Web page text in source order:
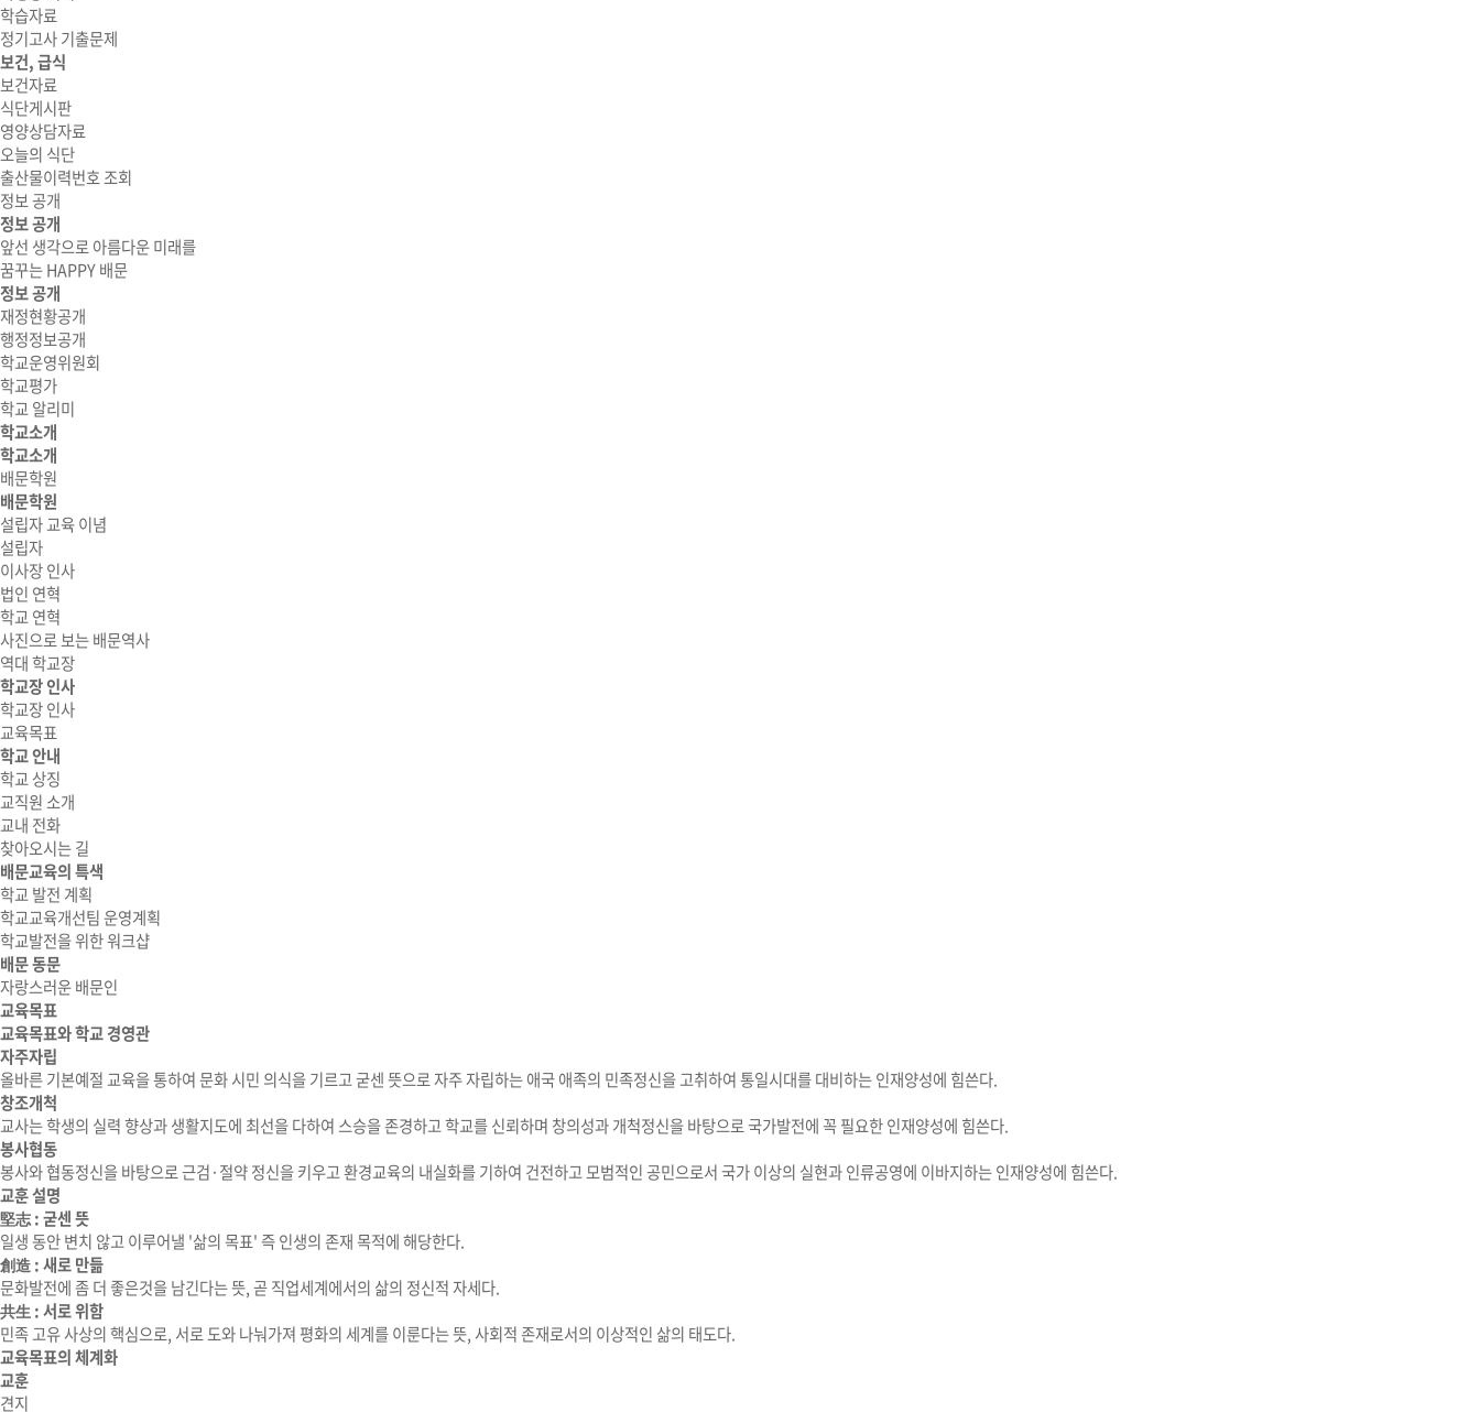
학습자료
정기고사 기출문제
보건, 급식
보건자료
식단게시판
영양상담자료
오늘의 식단
출산물이력번호 조회
정보 공개
정보 공개
앞선 생각으로 아름다운 미래를
꿈꾸는 HAPPY 배문
정보 공개
재정현황공개
행정정보공개
학교운영위원회
학교평가
학교 알리미
학교소개
학교소개
배문학원
배문학원
설립자 교육 이념
설립자
이사장 인사
법인 연혁
학교 연혁
사진으로 보는 배문역사
역대 학교장
학교장 인사
학교장 인사
교육목표
학교 안내
학교 상징
교직원 소개
교내 전화
찾아오시는 길
배문교육의 특색
학교 발전 계획
학교교육개선팀 운영계획
학교발전을 위한 워크샵
배문 동문
자랑스러운 배문인
교육목표
교육목표와 학교 경영관
자주자립
올바른 기본예절 교육을 통하여 문화 시민 의식을 기르고 굳센 뜻으로 자주 자립하는 애국 애족의 민족정신을 고취하여 통일시대를 대비하는 인재양성에 힘쓴다.
창조개척
교사는 학생의 실력 향상과 생활지도에 최선을 다하여 스승을 존경하고 학교를 신뢰하며 창의성과 개척정신을 바탕으로 국가발전에 꼭 필요한 인재양성에 힘쓴다.
봉사협동
봉사와 협동정신을 바탕으로 근검·절약 정신을 키우고 환경교육의 내실화를 기하여 건전하고 모범적인 공민으로서 국가 이상의 실현과 인류공영에 이바지하는 인재양성에 힘쓴다.
교훈 설명
堅志:굳센 뜻
일생 동안 변치 않고 이루어낼 '삶의 목표' 즉 인생의 존재 목적에 해당한다.
創造:새로 만듦
문화발전에 좀 더 좋은것을 남긴다는 뜻, 곧 직업세계에서의 삶의 정신적 자세다.
共生:서로 위함
민족 고유 사상의 핵심으로, 서로 도와 나눠가져 평화의 세계를 이룬다는 뜻, 사회적 존재로서의 이상적인 삶의 태도다.
교육목표의 체계화
교훈
견지